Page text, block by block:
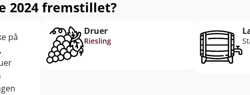
2024 fremstillet?
på
Druer
Riesling